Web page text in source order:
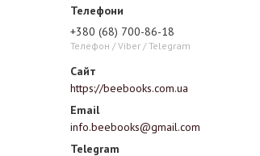
+380 (68) 700-86-18
Телефон / Viber / Telegram
https://beebooks.com.ua
info.beebooks@gmail.com